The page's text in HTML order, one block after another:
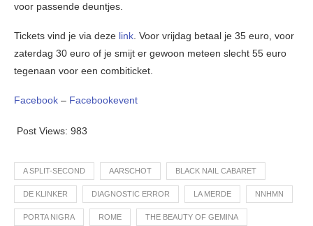
voor passende deuntjes.
Tickets vind je via deze link . Voor vrijdag betaal je 35 euro, voor
zaterdag 30 euro of je smijt er gewoon meteen slecht 55 euro
tegenaan voor een combiticket.
Facebook – Facebookevent
Post Views: 983
A SPLIT-SECOND AARSCHOT BLACK NAIL CABARET
DE KLINKER DIAGNOSTIC ERROR LA MERDE NNHMN
PORTA NIGRA ROME THE BEAUTY OF GEMINA